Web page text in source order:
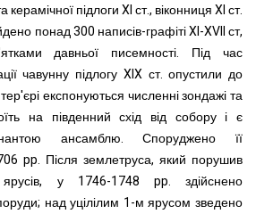
керамічної підлогиXIст., віконницяXIст.
понад 300 написів-графіті XI-XVII ст,
давньої писемності. Під час
чавунну підлогу XIX ст. опустили до
експонуються численні зондажі та
на південний схід від собору і є
ансамблю. Споруджено її
pp. Після землетруса, який порушив
ярусів, у 1746-1748 pp. здійснено
над уцілілим 1-м ярусом зведено